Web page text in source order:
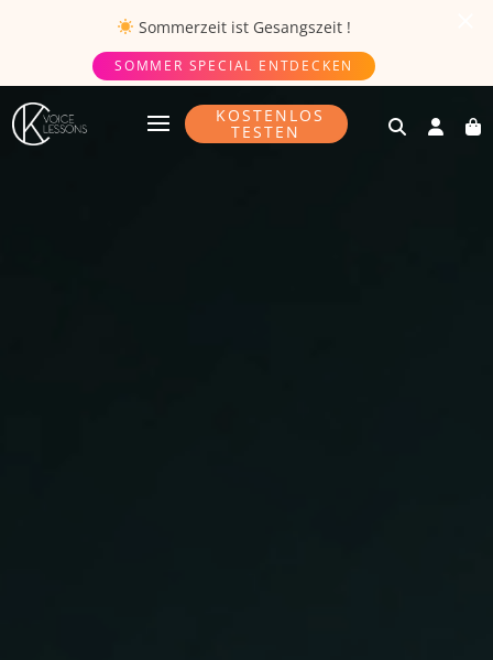
Sommerzeit ist Gesangszeit !
SOMMER SPECIAL ENTDECKEN
KOSTENLOS
TESTEN